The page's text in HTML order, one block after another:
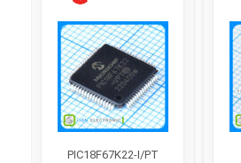
PIC18F67K22-I/PT